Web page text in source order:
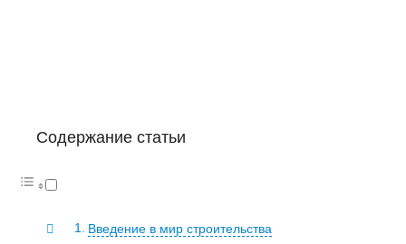
Содержание статьи
Введение в мир строительства